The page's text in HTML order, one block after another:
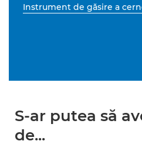
Instrument de găsire a
S-ar putea să
de...